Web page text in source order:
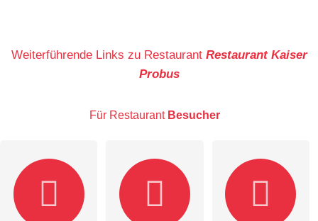
Weiterführende Links zu Restaurant Restaurant Kaiser
Probus
Für Restaurant Besucher